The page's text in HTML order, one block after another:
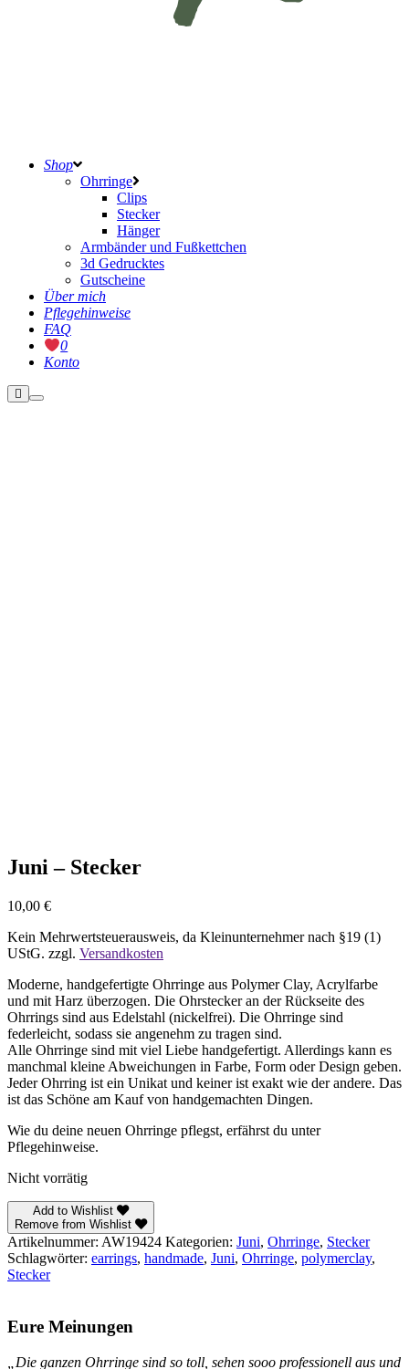
Shop
Ohrringe
Clips
Stecker
Hänger
Armbänder und Fußkettchen
3d Gedrucktes
Gutscheine
Über mich
Pflegehinweise
FAQ
0
Konto
Weitere
Informationen
Hauptmenü
Juni – Stecker
10,00 €
Kein Mehrwertsteuerausweis, da Kleinunternehmer nach §19 (1)
UStG. zzgl. Versandkosten
Moderne, handgefertigte Ohrringe aus Polymer Clay, Acrylfarbe
und mit Harz überzogen. Die Ohrstecker an der Rückseite des
Ohrrings sind aus Edelstahl (nickelfrei). Die Ohrringe sind
federleicht, sodass sie angenehm zu tragen sind.
Alle Ohrringe sind mit viel Liebe handgefertigt. Allerdings kann es
manchmal kleine Abweichungen in Farbe, Form oder Design geben.
Jeder Ohrring ist ein Unikat und keiner ist exakt wie der andere. Das
ist das Schöne am Kauf von handgemachten Dingen.
Wie du deine neuen Ohrringe pflegst, erfährst du unter
Pflegehinweise.
Nicht vorrätig
Add to Wishlist
Remove from Wishlist
Artikelnummer: AW19424 Kategorien: Juni, Ohrringe, Stecker
Schlagwörter: earrings, handmade, Juni, Ohrringe, polymerclay,
Stecker
Eure Meinungen
„Die ganzen Ohrringe sind so toll, sehen sooo professionell aus und